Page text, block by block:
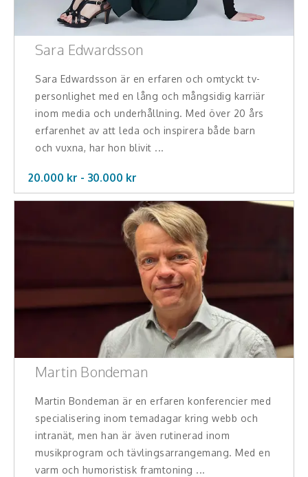
Sara Edwardsson
Sara Edwardsson är en erfaren och omtyckt tv-
personlighet med en lång och mångsidig karriär
inom media och underhållning. Med över 20 års
erfarenhet av att leda och inspirera både barn
och vuxna, har hon blivit ...
20.000 kr - 30.000 kr
Martin Bondeman
Martin Bondeman är en erfaren konferencier med
specialisering inom temadagar kring webb och
intranät, men han är även rutinerad inom
musikprogram och tävlingsarrangemang. Med en
varm och humoristisk framtoning ...